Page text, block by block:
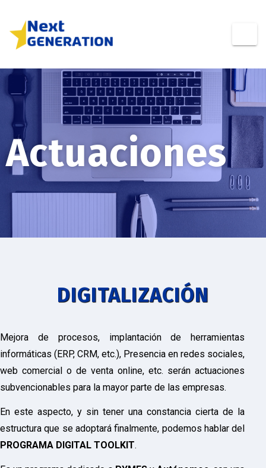
Actuaciones
DIGITALIZACIÓN
Mejora de procesos, implantación de herramientas
informáticas (ERP, CRM, etc.), Presencia en redes sociales,
web comercial o de venta online, etc. serán actuaciones
subvencionables para la mayor parte de las empresas.
En este aspecto, y sin tener una constancia cierta de la
estructura que se adoptará finalmente, podemos hablar del
PROGRAMA DIGITAL TOOLKIT.